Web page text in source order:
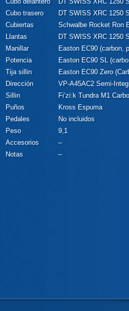
Cubo trasero
DT SWISS XRC 1250
Cubiertas
Schwalbe Rocket Ron
Llantas
DT SWISS XRC 1250
Manillar
Easton EC90 (carbon,
Potencia
Easton EC90 SL
Tija sillin
Easton EC90 Zero
Dirección
VP-A45AC2 Semi-
Sillin
Fi’zi:k Tundra M1
Puños
Kross Espuma
Pedales
No incluidos
Peso
9,1
Accesorios
–
Notas
–